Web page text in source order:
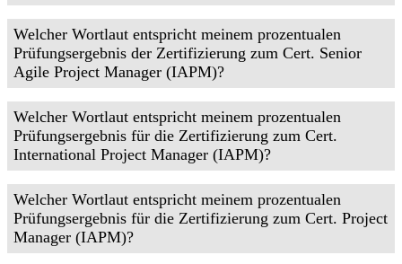
Welcher Wortlaut entspricht meinem prozentualen
Prüfungsergebnis der Zertifizierung zum Cert. Senior
Agile Project Manager (IAPM)?
Welcher Wortlaut entspricht meinem prozentualen
Prüfungsergebnis für die Zertifizierung zum Cert.
International Project Manager (IAPM)?
Welcher Wortlaut entspricht meinem prozentualen
Prüfungsergebnis für die Zertifizierung zum Cert. Project
Manager (IAPM)?